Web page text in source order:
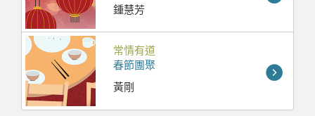
鍾慧芳
常情有道
春節團聚
黃剛